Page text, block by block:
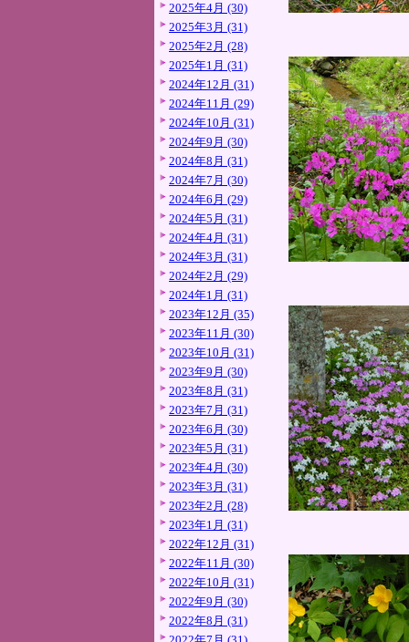
2025年4月 (30)
2025年3月 (31)
2025年2月 (28)
2025年1月 (31)
2024年12月 (31)
2024年11月 (29)
2024年10月 (31)
2024年9月 (30)
2024年8月 (31)
2024年7月 (30)
2024年6月 (29)
2024年5月 (31)
2024年4月 (31)
2024年3月 (31)
2024年2月 (29)
2024年1月 (31)
2023年12月 (35)
2023年11月 (30)
2023年10月 (31)
2023年9月 (30)
2023年8月 (31)
2023年7月 (31)
2023年6月 (30)
2023年5月 (31)
2023年4月 (30)
2023年3月 (31)
2023年2月 (28)
2023年1月 (31)
2022年12月 (31)
2022年11月 (30)
2022年10月 (31)
2022年9月 (30)
2022年8月 (31)